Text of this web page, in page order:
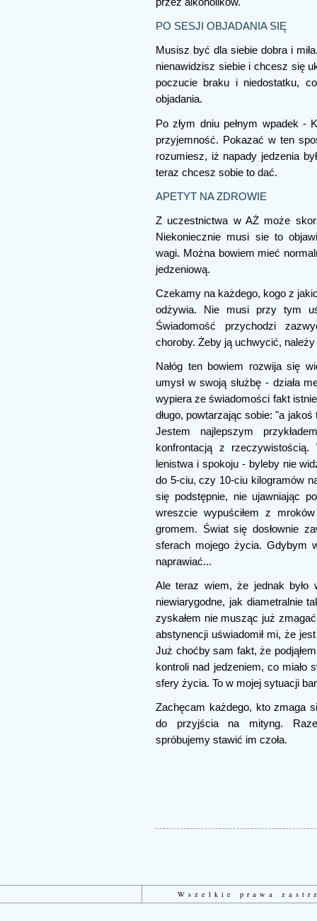
przez alkoholików.
PO SESJI OBJADANIA SIĘ
Musisz być dla siebie dobra i
nienawidzisz siebie i chcesz się
poczucie braku i niedostatku,
objadania.
Po złym dniu pełnym wpadek -
przyjemność. Pokazać w ten
rozumiesz, iż napady jedzenia
teraz chcesz sobie to dać.
APETYT NA ZDROWIE
Z uczestnictwa w AŻ może
Niekoniecznie musi sie to
wagi. Można bowiem mieć
jedzeniową.
Czekamy na każdego, kogo z
odżywia. Nie musi przy tym
Świadomość przychodzi
choroby. Żeby ją uchwycić,
Nałóg ten bowiem rozwija się
umysł w swoją służbę - działa
wypiera ze świadomości fakt
długo, powtarzając sobie: "a
Jestem najlepszym
konfrontacją z
lenistwa i spokoju - byleby nie
do 5-ciu, czy 10-ciu kilogramów
się podstępnie, nie ujawniając
wreszcie wypuściłem z
gromem. Świat się dosłownie
sferach mojego życia. Gdybym
naprawiać...
Ale teraz wiem, że jednak było
niewiarygodne, jak diametralnie
zyskałem nie musząc już
abstynencji uświadomił mi, że
Już choćby sam fakt, że
kontroli nad jedzeniem, co miało
sfery życia. To w mojej sytuacji
Zachęcam każdego, kto zmaga
do przyjścia na mityng.
spróbujemy stawić im czoła.
Wszelkie prawa